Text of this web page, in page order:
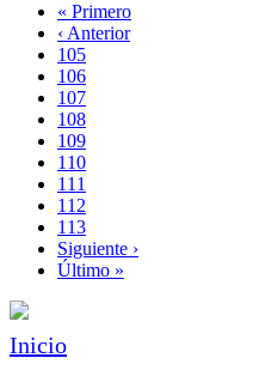
Paginación
Primera
página
« Primero
Página
anterior
‹ Anterior
Page
105
Page
106
Page
107
Page
108
Página
actual
109
Page
110
Page
111
Page
112
Page
113
Siguiente
página
Siguiente ›
Última
Último »
Inicio